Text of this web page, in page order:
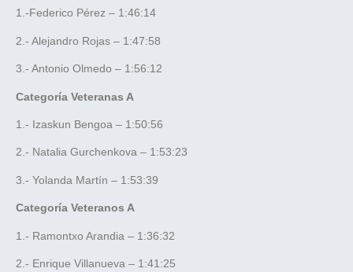
1.-Federico Pérez – 1:46:14
2.- Alejandro Rojas – 1:47:58
3.- Antonio Olmedo – 1:56:12
Categoría Veteranas A
1.- Izaskun Bengoa – 1:50:56
2.- Natalia Gurchenkova – 1:53:23
3.- Yolanda Martín – 1:53:39
Categoría Veteranos A
1.- Ramontxo Arandia – 1:36:32
2.- Enrique Villanueva – 1:41:25